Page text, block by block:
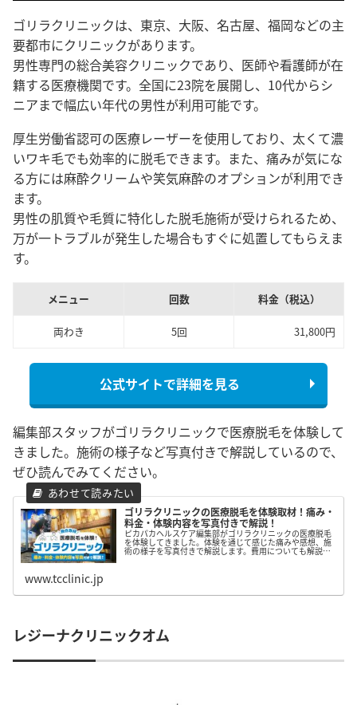
ゴリラクリニックは、東京、大阪、名古屋、福岡などの主
要都市にクリニックがあります。
男性専門の総合美容クリニックであり、医師や看護師が在
籍する医療機関です。全国に23院を展開し、10代からシ
ニアまで幅広い年代の男性が利用可能です。
厚生労働省認可の医療レーザーを使用しており、太くて濃
いワキ毛でも効率的に脱毛できます。また、痛みが気にな
る方には麻酔クリームや笑気麻酔のオプションが利用でき
ます。
男性の肌質や毛質に特化した脱毛施術が受けられるため、
万が一トラブルが発生した場合もすぐに処置してもらえま
す。
メニュー 回数 料金（税込）
両わき 5回 31,800円
公式サイトで詳細を見る
編集部スタッフがゴリラクリニックで医療脱毛を体験して
きました。施術の様子など写真付きで解説しているので、
ぜひ読んでみてください。
ゴリラクリニックの医療脱毛を体験取材！痛み・
料金・体験内容を写真付きで解説！
ピカパカヘルスケア編集部がゴリラクリニックの医療脱毛
を体験してきました。体験を通じて感じた痛みや感想、施
術の様子を写真付きで解説します。費用についても解説す
www.tcclinic.jp
レジーナクリニックオム